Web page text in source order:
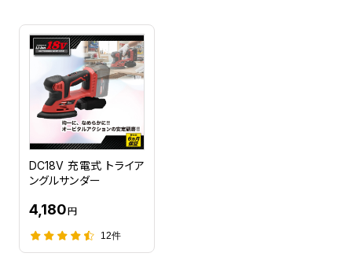
DC18V 充電式 トライア
ングルサンダー
4,180円
12件